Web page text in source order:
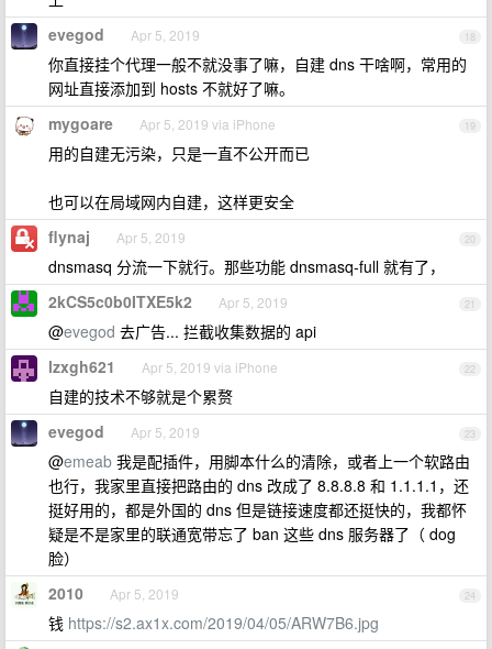
18
evegod Apr 5, 2019
你直接挂个代理一般不就没事了嘛，自建 dns 干啥啊，常用的
网址直接添加到 hosts 不就好了嘛。
19
mygoare Apr 5, 2019 via iPhone
用的自建无污染，只是一直不公开而已
也可以在局域网内自建，这样更安全
20
flynaj Apr 5, 2019
dnsmasq 分流一下就行。那些功能 dnsmasq-full 就有了，
21
2kCS5c0b0ITXE5k2 Apr 5, 2019
@evegod 去广告... 拦截收集数据的 api
22
lzxgh621 Apr 5, 2019 via iPhone
自建的技术不够就是个累赘
23
evegod Apr 5, 2019
@emeab 我是配插件，用脚本什么的清除，或者上一个软路由
也行，我家里直接把路由的 dns 改成了 8.8.8.8 和 1.1.1.1，还
挺好用的，都是外国的 dns 但是链接速度都还挺快的，我都怀
疑是不是家里的联通宽带忘了 ban 这些 dns 服务器了（ dog
脸）
24
2010 Apr 5, 2019
钱 https://s2.ax1x.com/2019/04/05/ARW7B6.jpg